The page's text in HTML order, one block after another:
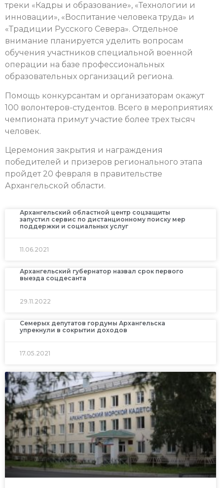
треки «Кадры и образование», «Технологии и
инновации», «Воспитание человека труда» и
«Традиции Русского Севера». Отдельное
внимание планируется уделить вопросам
обучения участников специальной военной
операции на базе профессиональных
образовательных организаций региона.
Помощь конкурсантам и организаторам окажут
100 волонтеров-студентов. Всего в мероприятиях
чемпионата примут участие более трех тысяч
человек.
Церемония закрытия и награждения
победителей и призеров регионального этапа
пройдет 20 февраля в правительстве
Архангельской области.
Архангельский областной центр соцзащиты
запустил сервис по дистанционному поиску мер
поддержки и социальных услуг
11.06.2021
Архангельский губернатор назвал срок первого
выезда соцдесанта
29.11.2022
Семерых депутатов гордумы Архангельска
упрекнули в сокрытии доходов
17.05.2021